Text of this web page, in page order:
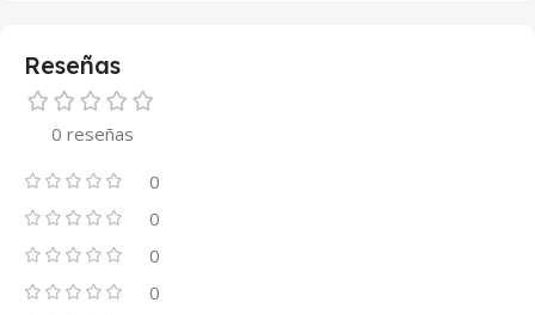
Reseñas
0 reseñas
0
0
0
0